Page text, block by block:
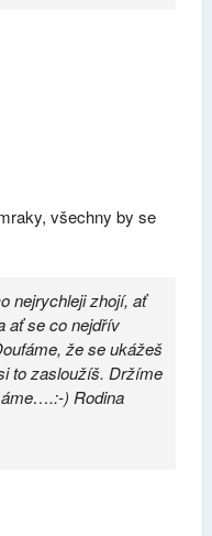
všechny by se
nejrychleji zhojí, ať
ať se co nejdřív
že se ukážeš
to zasloužíš. Držíme
) Rodina